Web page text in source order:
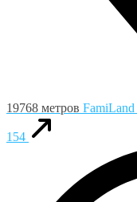
19768 метров FamiLand
154